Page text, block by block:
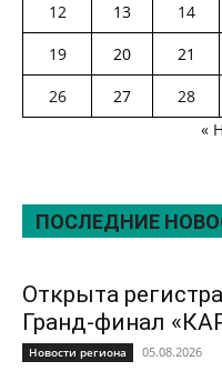
12
13 14
19
20 21
26
27 28
«
ПОСЛЕДНИЕ
Открыта
Гранд-финал
Новости региона 05.08.2026